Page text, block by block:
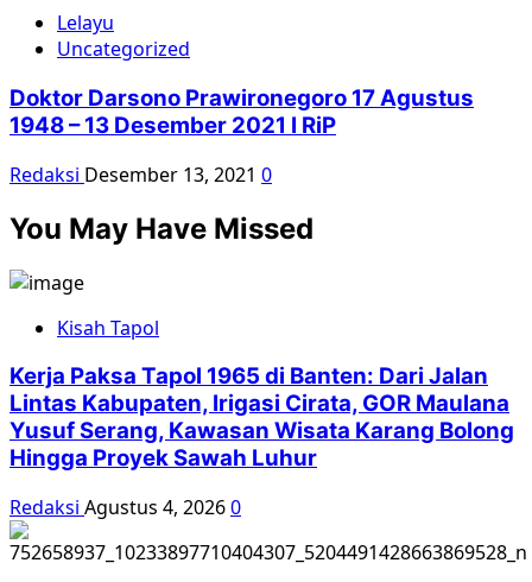
Lelayu
Uncategorized
Doktor Darsono Prawironegoro 17 Agustus
1948 – 13 Desember 2021 I RiP
Redaksi Desember 13, 2021 0
You May Have Missed
Kisah Tapol
Kerja Paksa Tapol 1965 di Banten: Dari Jalan
Lintas Kabupaten, Irigasi Cirata, GOR Maulana
Yusuf Serang, Kawasan Wisata Karang Bolong
Hingga Proyek Sawah Luhur
Redaksi Agustus 4, 20260